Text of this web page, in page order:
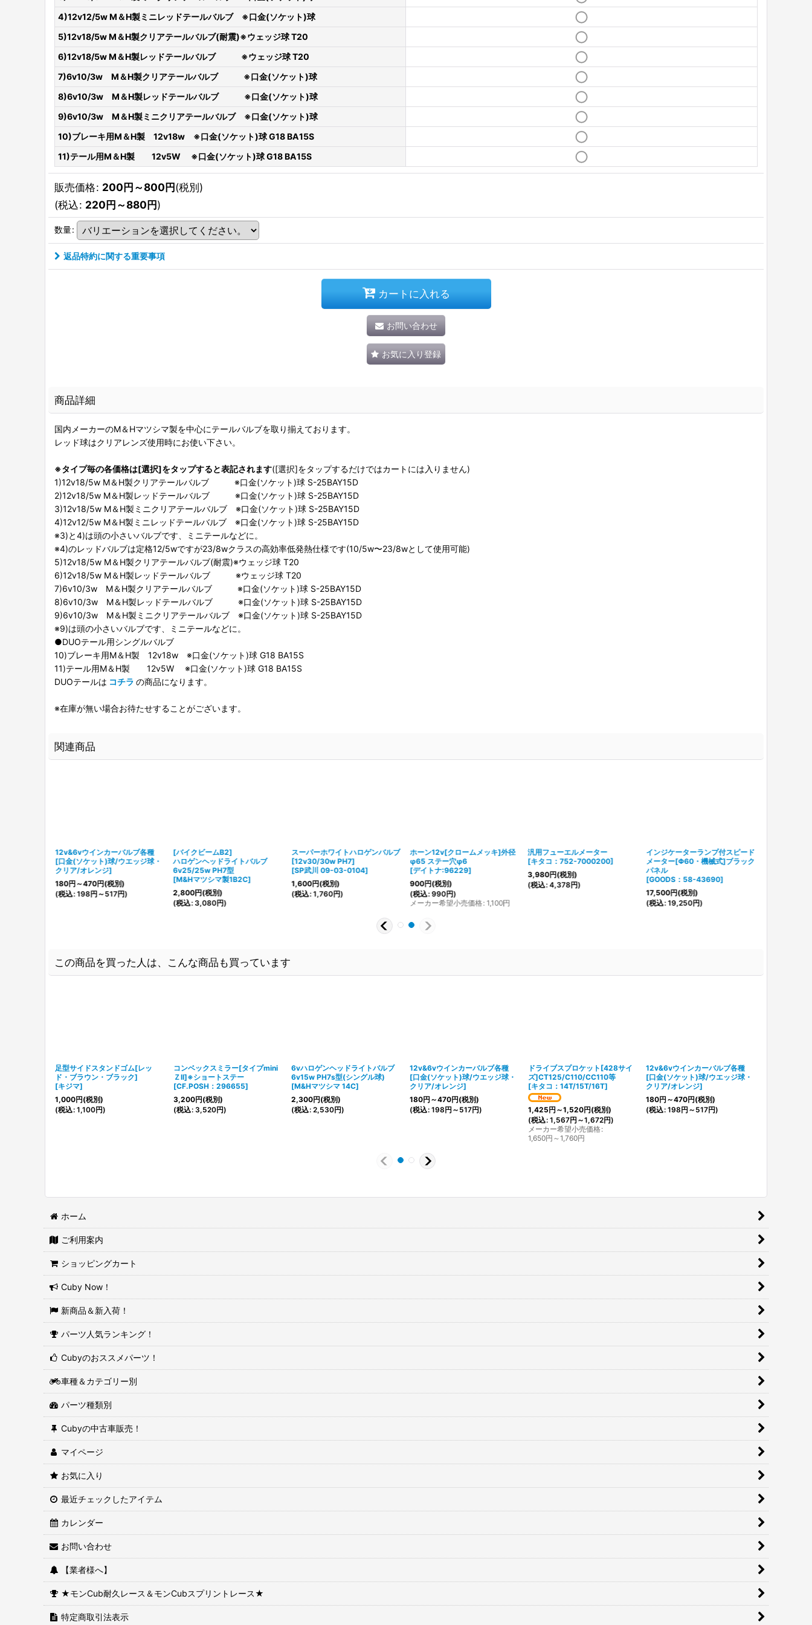
4)12v12/5w M＆H製ミニレッドテールバルブ ※口金(ソケット)球
5)12v18/5w M＆H製クリアテールバルブ(耐震)※ウェッジ球 T20
6)12v18/5w M＆H製レッドテールバルブ ※ウェッジ球 T20
7)6v10/3w M＆H製クリアテールバルブ ※口金(ソケット)球
8)6v10/3w M＆H製レッドテールバルブ ※口金(ソケット)球
9)6v10/3w M＆H製ミニクリアテールバルブ ※口金(ソケット)球
10)ブレーキ用M＆H製 12v18w ※口金(ソケット)球 G18 BA15S
11)テール用M＆H製 12v5W ※口金(ソケット)球 G18 BA15S
販売価格: 200円～800円(税別)
(税込: 220円～880円)
数量:
返品特約に関する重要事項
カートに入れる
お問い合わせ
お気に入り登録
商品詳細
国内メーカーのM＆Hマツシマ製を中心にテールバルブを取り揃えております。
レッド球はクリアレンズ使用時にお使い下さい。
※タイプ毎の各価格は[選択]をタップすると表記されます([選択]をタップするだけではカートには入りません)
1)12v18/5w M＆H製クリアテールバルブ ※口金(ソケット)球 S-25BAY15D
2)12v18/5w M＆H製レッドテールバルブ ※口金(ソケット)球 S-25BAY15D
3)12v18/5w M＆H製ミニクリアテールバルブ ※口金(ソケット)球 S-25BAY15D
4)12v12/5w M＆H製ミニレッドテールバルブ ※口金(ソケット)球 S-25BAY15D
※3)と4)は頭の小さいバルブです、ミニテールなどに。
※4)のレッドバルブは定格12/5wですが23/8wクラスの高効率低発熱仕様です(10/5w〜23/8wとして使用可能)
5)12v18/5w M＆H製クリアテールバルブ(耐震)※ウェッジ球 T20
6)12v18/5w M＆H製レッドテールバルブ ※ウェッジ球 T20
7)6v10/3w M＆H製クリアテールバルブ ※口金(ソケット)球 S-25BAY15D
8)6v10/3w M＆H製レッドテールバルブ ※口金(ソケット)球 S-25BAY15D
9)6v10/3w M＆H製ミニクリアテールバルブ ※口金(ソケット)球 S-25BAY15D
※9)は頭の小さいバルブです、ミニテールなどに。
●DUOテール用シングルバルブ
10)ブレーキ用M＆H製 12v18w ※口金(ソケット)球 G18 BA15S
11)テール用M＆H製 12v5W ※口金(ソケット)球 G18 BA15S
DUOテールは コチラ の商品になります。
※在庫が無い場合お待たせすることがございます。
関連商品
12v&6vウインカーバルブ各種
[口金(ソケット)球/ウエッジ球・
クリア/オレンジ]
180円～470円(税別)
(税込: 198円～517円)
[バイクビームB2]
ハロゲンヘッドライトバルブ
6v25/25w PH7型
[M&Hマツシマ製1B2C]
2,800円(税別)
(税込: 3,080円)
スーパーホワイトハロゲンバルブ
[12v30/30w PH7]
[SP武川 09-03-0104]
1,600円(税別)
(税込: 1,760円)
ホーン12v[クロームメッキ]外径
φ65 ステー穴φ6
[デイトナ:96229]
900円(税別)
(税込: 990円)
メーカー希望小売価格: 1,100円
汎用フューエルメーター
[キタコ：752-7000200]
3,980円(税別)
(税込: 4,378円)
インジケーターランプ付スピード
メーター[Φ60・機械式]ブラック
パネル
[GOODS：58-43690]
17,500円(税別)
(税込: 19,250円)
この商品を買った人は、こんな商品も買っています
足型サイドスタンドゴム[レッ
ド・ブラウン・ブラック]
[キジマ]
1,000円(税別)
(税込: 1,100円)
コンベックスミラー[タイプmini
ＺII]※ショートステー
[CF.POSH：296655]
3,200円(税別)
(税込: 3,520円)
6vハロゲンヘッドライトバルブ
6v15w PH7s型(シングル球)
[M&Hマツシマ 14C]
2,300円(税別)
(税込: 2,530円)
12v&6vウインカーバルブ各種
[口金(ソケット)球/ウエッジ球・
クリア/オレンジ]
180円 ～470円(税別)
(税込: 198円 ～517円)
ドライブスプロケット[428サイ
ズ]CT125/C110/CC110等
[キタコ：14T/15T/16T]
1,425円 ～1,520円(税別)
(税込: 1,567円 ～1,672円)
メーカー希望小売価格:
1,650円 ～1,760円
12v&6vウインカーバルブ各種
[口金(ソケット)球/ウエッジ球・
クリア/オレンジ]
180円 ～470円(税別)
(税込: 198円 ～517円)
ホーム
ご利用案内
ショッピングカート
Cuby Now！
新商品＆新入荷！
パーツ人気ランキング！
Cubyのおススメパーツ！
車種＆カテゴリー別
パーツ種類別
Cubyの中古車販売！
マイページ
お気に入り
最近チェックしたアイテム
カレンダー
お問い合わせ
【業者様へ】
★モンCub耐久レース＆モンCubスプリントレース★
特定商取引法表示